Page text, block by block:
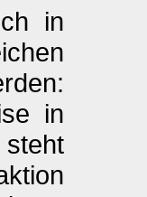
in
in